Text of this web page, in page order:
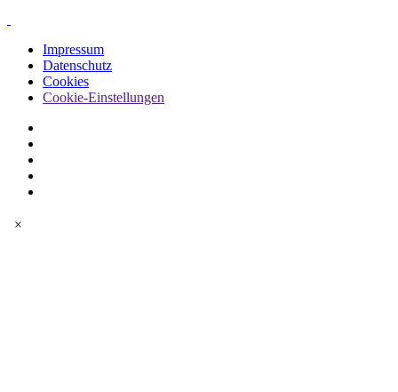
Impressum
Datenschutz
Cookies
Cookie-Einstellungen
×